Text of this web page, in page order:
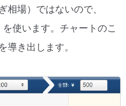
場）ではないので、
使います。チャートのこ
き出します。